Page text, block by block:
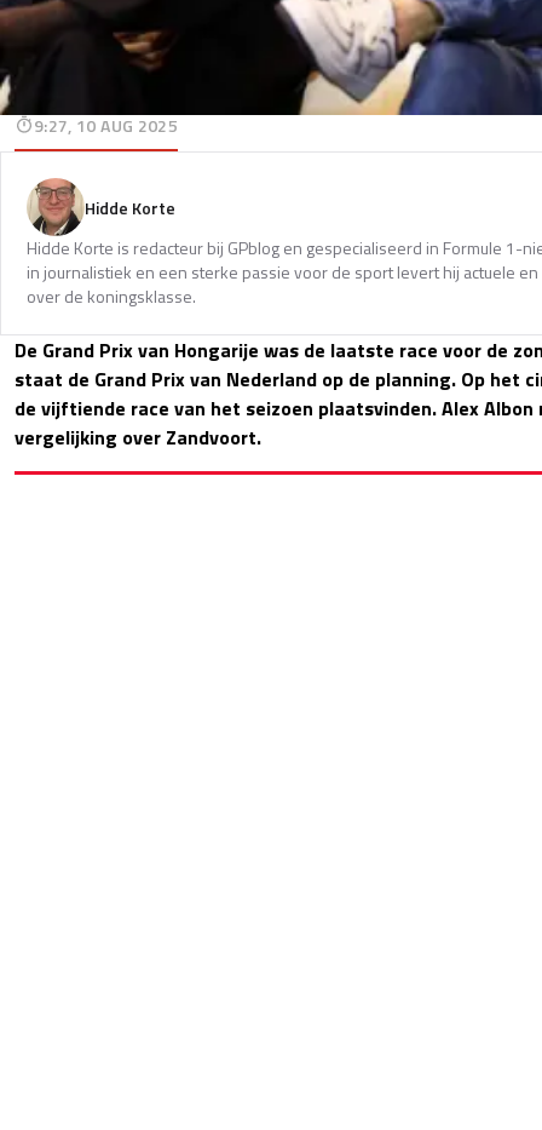
9:27, 10 AUG 2025
Hidde Korte
Hidde Korte is redacteur bij GPblog en gespecialiseerd in Formule 1-
in journalistiek en een sterke passie voor de sport levert hij actuele
over de koningsklasse.
De Grand Prix van Hongarije was de laatste race voor de
staat de Grand Prix van Nederland op de planning. Op het
de vijftiende race van het seizoen plaatsvinden. Alex
vergelijking over Zandvoort.